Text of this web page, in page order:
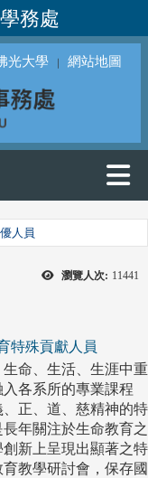
務處
光大學 ｜ 網站地圖
人員
瀏覽人次: 11441
特殊貢獻人員
命、生活、生涯中重
各系所的專業課程
正、道、慈精神的特
年關注於生命教育之
新上呈現出顯著之特
教學研討會，保存國